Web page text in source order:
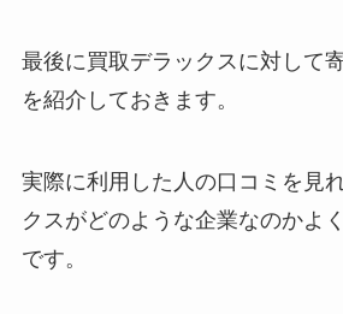
最後に買取デラックスに対して
を紹介しておきます。
実際に利用した人の口コミを見
クスがどのような企業なのかよ
です。